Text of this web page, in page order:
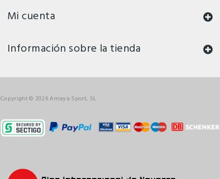
Mi cuenta
Información sobre la tienda
Copyright © 2026 Amaya Sport, SL